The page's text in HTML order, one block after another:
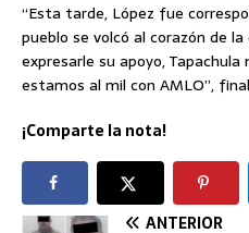
“Esta tarde, López fue
pueblo se volcó al corazón de
expresarle su apoyo,
estamos al mil con AMLO”,
¡Comparte la nota!
ANTERIOR